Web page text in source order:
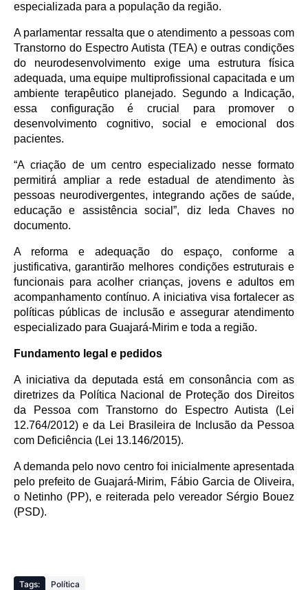
especializada para a população da região.
A parlamentar ressalta que o atendimento a pessoas com
Transtorno do Espectro Autista (TEA) e outras condições
do neurodesenvolvimento exige uma estrutura física
adequada, uma equipe multiprofissional capacitada e um
ambiente terapêutico planejado. Segundo a Indicação,
essa configuração é crucial para promover o
desenvolvimento cognitivo, social e emocional dos
pacientes.
“A criação de um centro especializado nesse formato
permitirá ampliar a rede estadual de atendimento às
pessoas neurodivergentes, integrando ações de saúde,
educação e assistência social”, diz Ieda Chaves no
documento.
A reforma e adequação do espaço, conforme a
justificativa, garantirão melhores condições estruturais e
funcionais para acolher crianças, jovens e adultos em
acompanhamento contínuo. A iniciativa visa fortalecer as
políticas públicas de inclusão e assegurar atendimento
especializado para Guajará-Mirim e toda a região.
Fundamento legal e pedidos
A iniciativa da deputada está em consonância com as
diretrizes da Política Nacional de Proteção dos Direitos
da Pessoa com Transtorno do Espectro Autista (Lei
12.764/2012) e da Lei Brasileira de Inclusão da Pessoa
com Deficiência (Lei 13.146/2015).
A demanda pelo novo centro foi inicialmente apresentada
pelo prefeito de Guajará-Mirim, Fábio Garcia de Oliveira,
o Netinho (PP), e reiterada pelo vereador Sérgio Bouez
(PSD).
Tags: Política